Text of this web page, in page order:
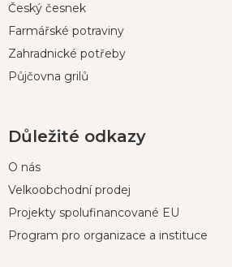
Český česnek
Farmářské potraviny
Zahradnické potřeby
Půjčovna grilů
Důležité odkazy
O nás
Velkoobchodní prodej
Projekty spolufinancované EU
Program pro organizace a instituce